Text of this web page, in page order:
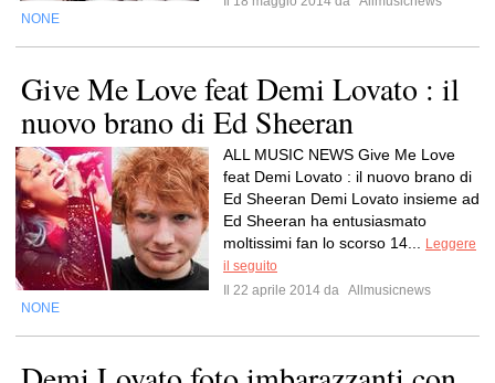
NONE
Give Me Love feat Demi Lovato : il
nuovo brano di Ed Sheeran
ALL MUSIC NEWS Give Me Love
feat Demi Lovato : il nuovo brano di
Ed Sheeran Demi Lovato insieme ad
Ed Sheeran ha entusiasmato
moltissimi fan lo scorso 14...
Leggere
il seguito
Il 22 aprile 2014 da Allmusicnews
NONE